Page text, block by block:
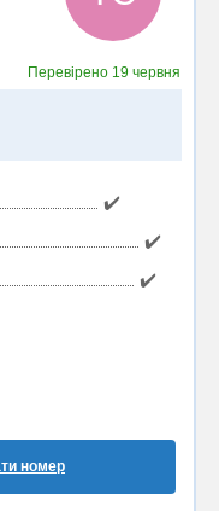
Перевірено 19 червня
✔️
✔️
✔️
номер